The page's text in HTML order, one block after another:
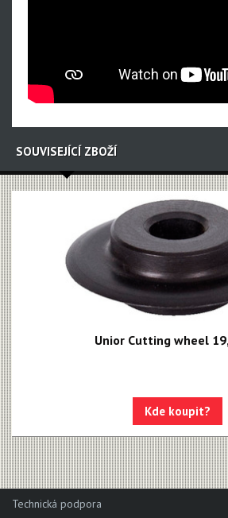
SOUVISEJÍCÍ ZBOŽÍ
Unior Cutting wheel
Kde koupit?
Technická podpora